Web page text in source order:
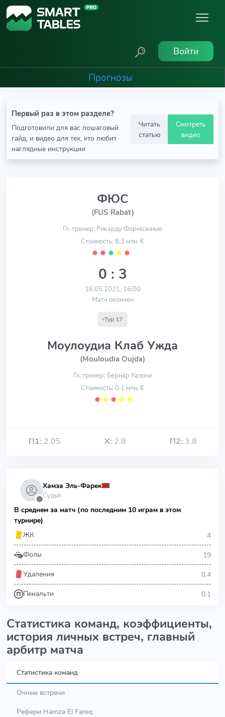
Войти
Прогнозы
Первый раз в этом разделе?
Подготовили для вас пошаговый
гайд, и видео для тех, кто любит
наглядные инструкции
Читать
статью
Смотреть
видео
ФЮС
(FUS Rabat)
Гл. тренер: Рикарду Формозинью
Стоимость: 8.3 млн. €
⬤ ⬤ ⬤ ⬤ ⬤
0 : 3
16.05.2021, 16:00
Матч окончен
Тур 17
Моулоудиа Клаб Ужда
(Mouloudia Oujda)
Гл. тренер: Бернар Казони
Стоимость: 0.1 млн. €
⬤ ⬤ ⬤ ⬤ ⬤
П1: 2.05 Х: 2.8 П2: 3.8
⬤
Хамза Эль-Фарек
Судья
В среднем за матч (по последним 10 играм в этом
турнире)
ЖК
4
Фолы 19
Удаления 0.4
Пенальти 0.1
Статистика команд, коэффициенты,
история личных встреч, главный
арбитр матча
Статистика команд
Очные встречи
Рефери Hamza El Fareq